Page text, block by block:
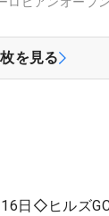
枚を見る
日◇ヒルズGC